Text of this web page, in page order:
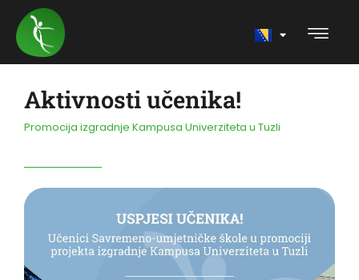
Aktivnosti učenika!
Promocija izgradnje Kampusa Univerziteta u Tuzli